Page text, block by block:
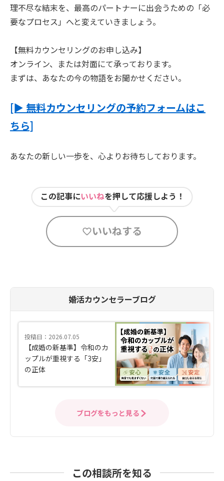
理不尽な結末を、最高のパートナーに出会うための「必
要なプロセス」へと変えていきましょう。
【無料カウンセリングのお申し込み】
オンライン、または対面にて承っております。
まずは、あなたの今の物語をお聞かせください。
[▶︎ 無料カウンセリングの予約フォームはこ
ちら]
あなたの新しい一歩を、心よりお待ちしております。
この記事にいいねを押して応援しよう！
いいねする
婚活カウンセラーブログ
投稿日：2026.07.05
【成婚の新基準】令和のカ
ップルが重視する「3安」
の正体
ブログをもっと見る
この相談所を知る